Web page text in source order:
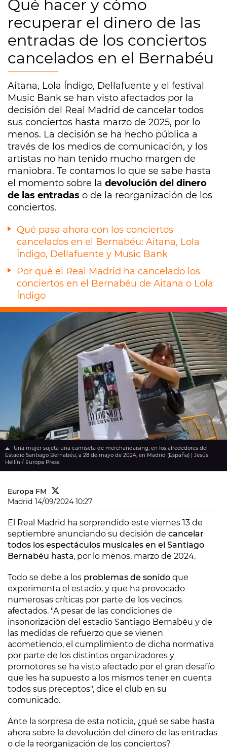
Qué hacer y cómo
recuperar el dinero de las
entradas de los conciertos
cancelados en el Bernabéu
Aitana, Lola Índigo, Dellafuente y el festival
Music Bank se han visto afectados por la
decisión del Real Madrid de cancelar todos
sus conciertos hasta marzo de 2025, por lo
menos. La decisión se ha hecho pública a
través de los medios de comunicación, y los
artistas no han tenido mucho margen de
maniobra. Te contamos lo que se sabe hasta
el momento sobre la devolución del dinero
de las entradas o de la reorganización de los
conciertos.
Qué pasa ahora con los conciertos
cancelados en el Bernabéu: Aitana, Lola
Índigo, Dellafuente y Music Bank
Por qué el Real Madrid ha cancelado los
conciertos en el Bernabéu de Aitana o Lola
Índigo
Una mujer sujeta una camiseta de merchandaising, en los alrededores del
Estadio Santiago Bernabéu, a 28 de mayo de 2024, en Madrid (España) | Jesús
Hellín / Europa Press
Europa FM
Madrid 14/09/2024 10:27
El Real Madrid ha sorprendido este viernes 13 de
septiembre anunciando su decisión de cancelar
todos los espectáculos musicales en el Santiago
Bernabéu hasta, por lo menos, marzo de 2024.
Todo se debe a los problemas de sonido que
experimenta el estadio, y que ha provocado
numerosas críticas por parte de los vecinos
afectados. "A pesar de las condiciones de
insonorización del estadio Santiago Bernabéu y de
las medidas de refuerzo que se vienen
acometiendo, el cumplimiento de dicha normativa
por parte de los distintos organizadores y
promotores se ha visto afectado por el gran desafío
que les ha supuesto a los mismos tener en cuenta
todos sus preceptos", dice el club en su
comunicado.
Ante la sorpresa de esta noticia, ¿qué se sabe hasta
ahora sobre la devolución del dinero de las entradas
o de la reorganización de los conciertos?